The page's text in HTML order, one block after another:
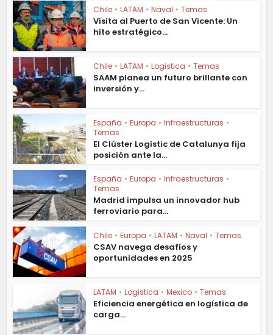
Chile • LATAM • Naval • Temas
Visita al Puerto de San Vicente: Un
hito estratégico...
Chile • LATAM • Logistica • Temas
SAAM planea un futuro brillante con
inversión y...
España • Europa • Infraestructuras •
Temas
El Clúster Logístic de Catalunya fija
posición ante la...
España • Europa • Infraestructuras •
Temas
Madrid impulsa un innovador hub
ferroviario para...
Chile • Europa • LATAM • Naval • Temas
CSAV navega desafíos y
oportunidades en 2025
LATAM • Logistica • Mexico • Temas
Eficiencia energética en logística de
carga...